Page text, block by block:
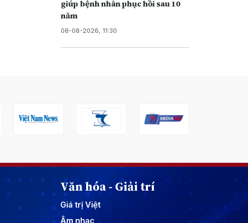
giúp bệnh nhân phục hồi sau 10
năm
08-08-2026, 11:30
Văn hóa - Giải trí
Giá trị Việt
Âm nhạc